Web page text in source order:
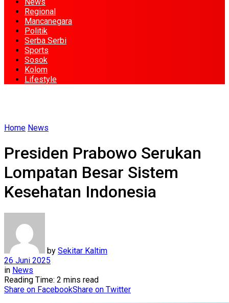
Regional
Mancanegara
Politik
Serba Serbi
Sports
Sosok
Kolom
Lifestyle
Home News
Presiden Prabowo Serukan
Lompatan Besar Sistem
Kesehatan Indonesia
by Sekitar Kaltim
26 Juni 2025
in News
Reading Time: 2 mins read
Share on FacebookShare on Twitter